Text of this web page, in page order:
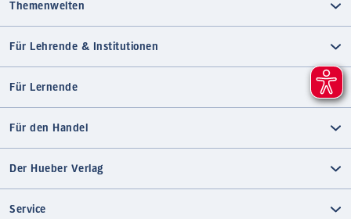
Themenwelten
Für Lehrende & Institutionen
Für Lernende
Für den Handel
Der Hueber Verlag
Service